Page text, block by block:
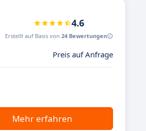
4.6
Erstellt auf Basis von 24 Bewertungen
Preis auf Anfrage
Mehr erfahren